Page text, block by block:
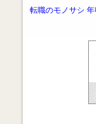
転職のモノサシ 年